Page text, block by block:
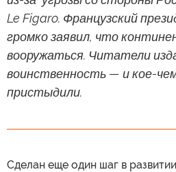
Le Figaro. Французский
громко заявил, что
вооружаться. Читатели
воинственность — и кое-
пристыдили.
Сделан еще один шаг в